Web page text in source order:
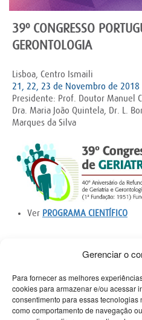
Gerenciar o
Para fornecer as melhores
cookies para armazenar e/ou acessar
consentimento para essas
como comportamento de navegação
39º CONGRESSO
GERONTOLOGIA
Lisboa, Centro Ismaili
21, 22, 23 de Novembro de 2018
Presidente: Prof. Doutor Manuel
Dra. Maria João Quintela, Dr. L.
Marques da Silva
Ver PROGRAMA CIENTÍFICO
PRISMÉDICA - Reciclagem e Informação
Avenida Miguel Bombarda 61-R/C Esq